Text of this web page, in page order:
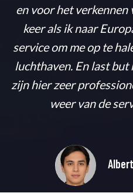
en voor het verkennen
keer als ik naar
service om me op te
luchthaven. En last
zijn hier zeer
weer van de